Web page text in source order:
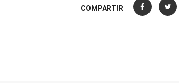
COMPARTIR
CompartirTuitear